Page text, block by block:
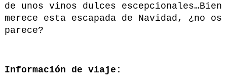
de unos vinos dulces escepcionales…Bien
merece esta escapada de Navidad, ¿no os
parece?
Información de viaje: